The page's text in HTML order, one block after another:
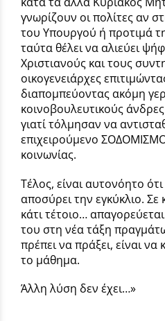
γνωρίζουν οι πολίτες αν
του Υπουργού ή προτιμά
ταύτα θέλει να αλιεύει
Χριστιανούς και τους
οικογενειάρχες
διαπομπεύοντας ακόμη
κοινοβουλευτικούς
γιατί τόλμησαν να
επιχειρούμενο
κοινωνίας.
Τέλος, είναι αυτονόητο
αποσύρει την εγκύκλιο.
κάτι τέτοιο…
του στη νέα τάξη
πρέπει να πράξει, είναι να
το μάθημα.
Άλλη λύση δεν έχει…»